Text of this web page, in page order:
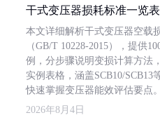
干式变压器损耗标准一览
本文详细解析干式变压器空载
（GB/T 10228-2015），提供
例，分步骤说明变损计算方法
实例表格，涵盖SCB10/
快速掌握变压器能效评估要点。
2026年8月4日